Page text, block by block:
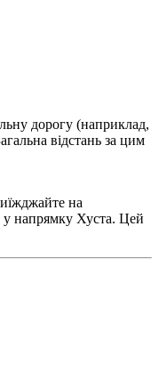
дорогу (наприклад,
відстань за цим
на
у напрямку Хуста. Цей